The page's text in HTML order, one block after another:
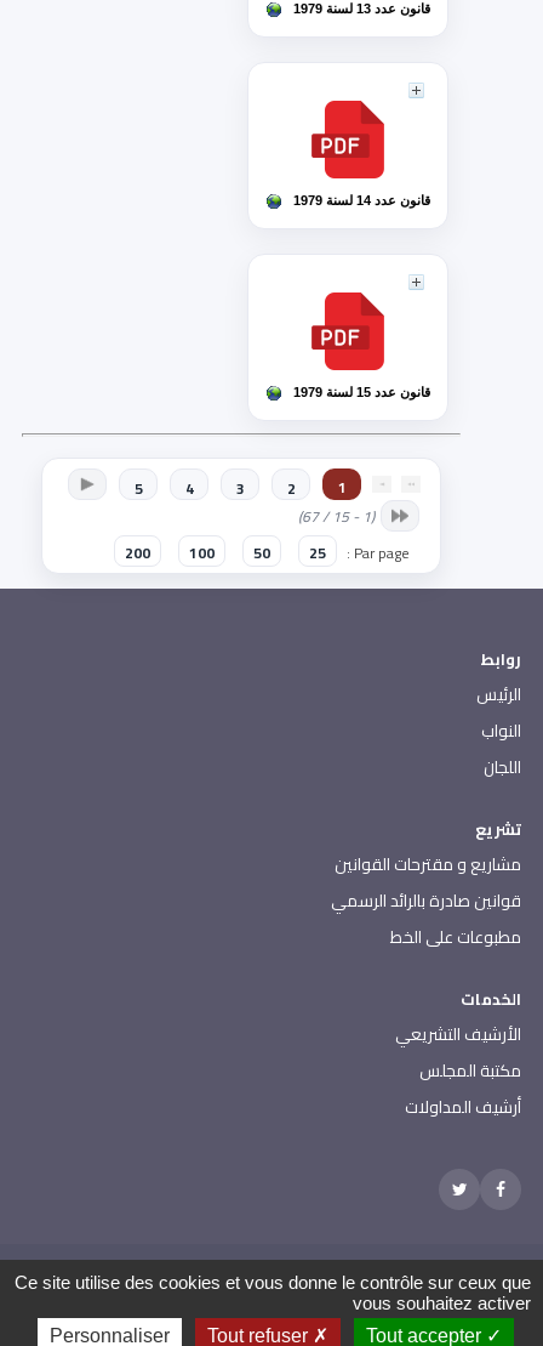
قانون عدد 13 لسنة 1979
قانون عدد 14 لسنة 1979
قانون عدد 15 لسنة 1979
1
2
3
4
5
(1 - 15 / 67)
Par page :
25
50
100
200
روابط
الرئيس
النواب
اللجان
تشريع
مشاريع و مقترحات القوانين
قوانين صادرة بالرائد الرسمي
مطبوعات على الخط
الخدمات
الأرشيف التشريعي
مكتبة المجلس
أرشيف المداولات
مجلس نواب الشعب - جميع الحقوق محفوظة 2026
الفاكس: 608 514 71 (216) |
الإتصال بإدارة الموقع
Ce site utilise des cookies et vous donne le contrôle sur ceux que
vous souhaitez activer
Personnaliser